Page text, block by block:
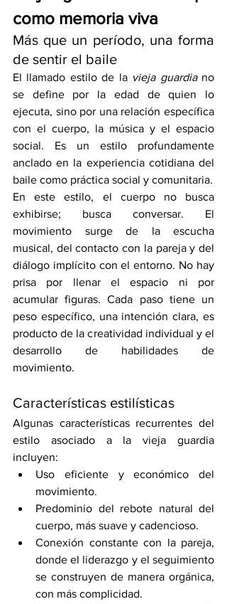
como memoria viva
Más que un período, una forma
de sentir el baile
El llamado estilo de la vieja guardia no
se define por la edad de quien lo
ejecuta, sino por una relación específica
con el cuerpo, la música y el espacio
social. Es un estilo profundamente
anclado en la experiencia cotidiana del
baile como práctica social y comunitaria.
En este estilo, el cuerpo no busca
exhibirse; busca conversar. El
movimiento surge de la escucha
musical, del contacto con la pareja y del
diálogo implícito con el entorno. No hay
prisa por llenar el espacio ni por
acumular figuras. Cada paso tiene un
peso específico, una intención clara, es
producto de la creatividad individual y el
desarrollo de habilidades de
movimiento.
Características estilísticas
Algunas características recurrentes del
estilo asociado a la vieja guardia
incluyen:
Uso eficiente y económico del
movimiento.
Predominio del rebote natural del
cuerpo, más suave y cadencioso.
Conexión constante con la pareja,
donde el liderazgo y el seguimiento
se construyen de manera orgánica,
con más complicidad.